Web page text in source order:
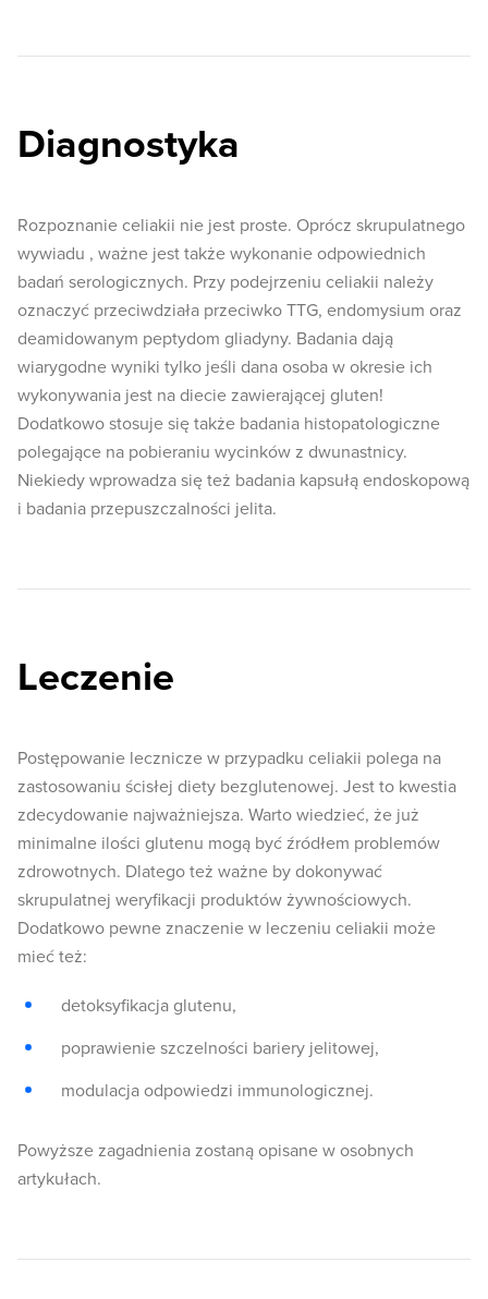
Diagnostyka
Rozpoznanie celiakii nie jest proste. Oprócz skrupulatnego
wywiadu , ważne jest także wykonanie odpowiednich
badań serologicznych. Przy podejrzeniu celiakii należy
oznaczyć przeciwdziała przeciwko TTG, endomysium oraz
deamidowanym peptydom gliadyny. Badania dają
wiarygodne wyniki tylko jeśli dana osoba w okresie ich
wykonywania jest na diecie zawierającej gluten!
Dodatkowo stosuje się także badania histopatologiczne
polegające na pobieraniu wycinków z dwunastnicy.
Niekiedy wprowadza się też badania kapsułą endoskopową
i badania przepuszczalności jelita.
Leczenie
Postępowanie lecznicze w przypadku celiakii polega na
zastosowaniu ścisłej diety bezglutenowej. Jest to kwestia
zdecydowanie najważniejsza. Warto wiedzieć, że już
minimalne ilości glutenu mogą być źródłem problemów
zdrowotnych. Dlatego też ważne by dokonywać
skrupulatnej weryfikacji produktów żywnościowych.
Dodatkowo pewne znaczenie w leczeniu celiakii może
mieć też:
detoksyfikacja glutenu,
poprawienie szczelności bariery jelitowej,
modulacja odpowiedzi immunologicznej.
Powyższe zagadnienia zostaną opisane w osobnych
artykułach.